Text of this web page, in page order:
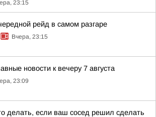
23:15
рейд в самом разгаре
Вчера, 23:15
новости к вечеру 7 августа
23:09
делать, если ваш сосед решил сделать